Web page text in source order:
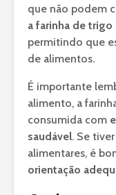
que não podem
a farinha de
permitindo que
de alimentos.
É importante
alimento, a
consumida com
saudável. Se
alimentares, é
orientação